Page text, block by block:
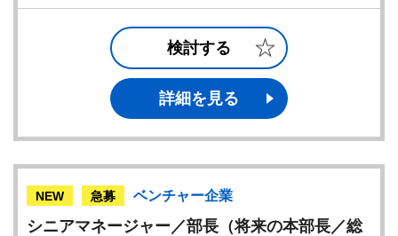
検討する
詳細を見る
NEW 急募 ベンチャー企業
シニアマネージャー／部長（将来の本部長／総